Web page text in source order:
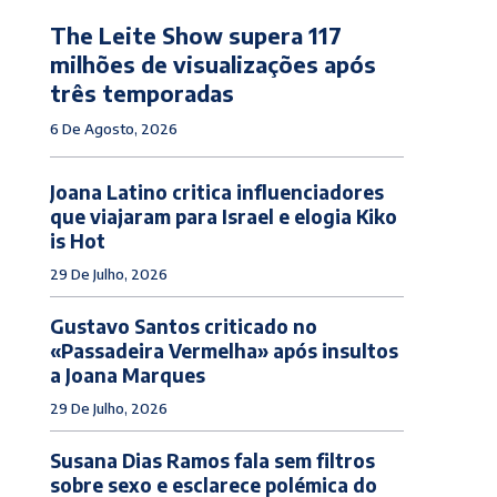
The Leite Show supera 117
milhões de visualizações após
três temporadas
6 De Agosto, 2026
Joana Latino critica influenciadores
que viajaram para Israel e elogia Kiko
is Hot
29 De Julho, 2026
Gustavo Santos criticado no
«Passadeira Vermelha» após insultos
a Joana Marques
29 De Julho, 2026
Susana Dias Ramos fala sem filtros
sobre sexo e esclarece polémica do